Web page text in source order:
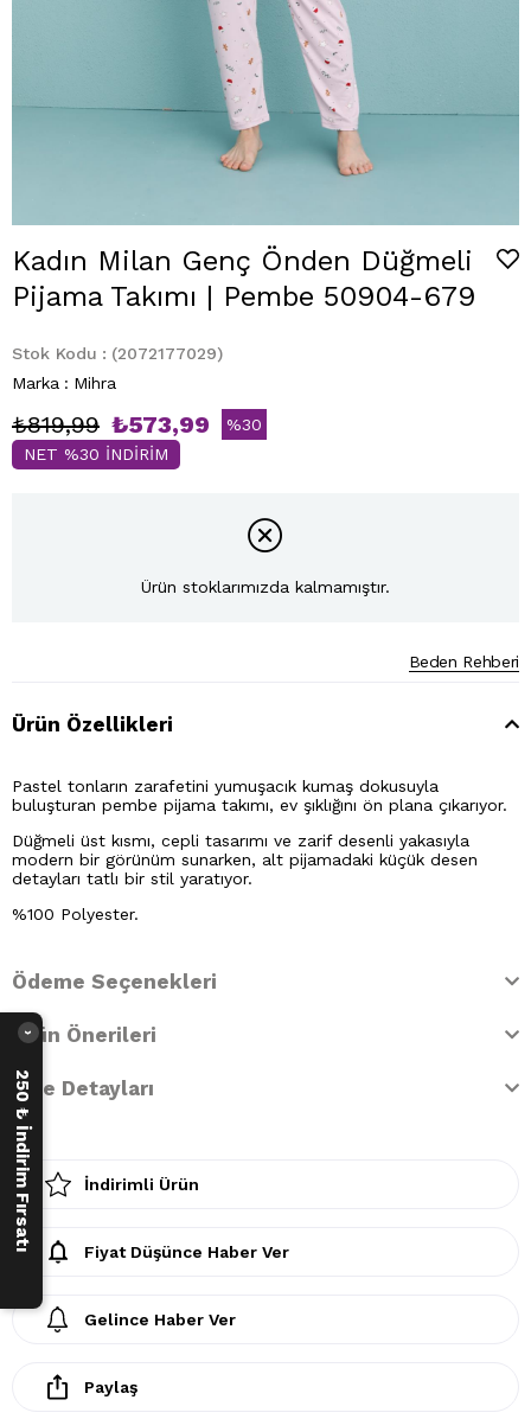
Kadın Milan Genç Önden Düğmeli
Pijama Takımı | Pembe 50904-679
Stok Kodu
(2072177029)
Marka : Mihra
₺819,99 ₺573,99 %30
NET %30 İNDİRİM
Ürün stoklarımızda kalmamıştır.
Beden Rehberi
Ürün Özellikleri
Pastel tonların zarafetini yumuşacık kumaş dokusuyla
buluşturan pembe pijama takımı, ev şıklığını ön plana çıkarıyor.
Düğmeli üst kısmı, cepli tasarımı ve zarif desenli yakasıyla
modern bir görünüm sunarken, alt pijamadaki küçük desen
detayları tatlı bir stil yaratıyor.
%100 Polyester.
Ödeme Seçenekleri
Ürün Önerileri
İade Detayları
İndirimli Ürün
Fiyat Düşünce Haber Ver
Gelince Haber Ver
Paylaş
250 ₺ İndirim Fırsatı
›